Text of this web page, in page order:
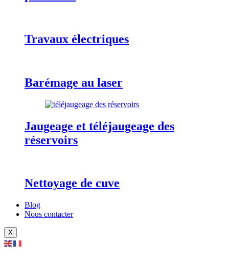
Travaux électriques
Barémage au laser
Jaugeage et téléjaugeage des
réservoirs
Nettoyage de cuve
Blog
Nous contacter
X